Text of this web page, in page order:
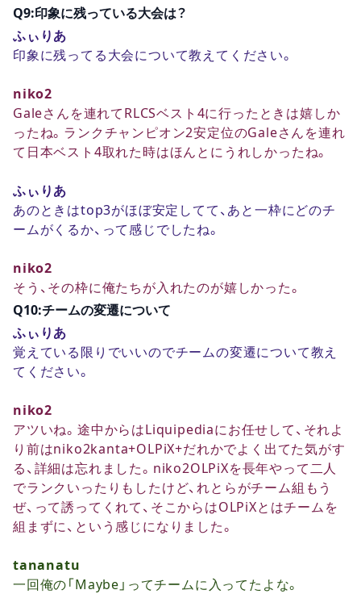
Q9:印象に残っている大会は？
ふぃりあ
印象に残ってる大会について教えてください。
niko2
Galeさんを連れてRLCSベスト4に行ったときは嬉しか
ったね。ランクチャンピオン2安定位のGaleさんを連れ
て日本ベスト4取れた時はほんとにうれしかったね。
ふぃりあ
あのときはtop3がほぼ安定してて、あと一枠にどのチ
ームがくるか、って感じでしたね。
niko2
そう、その枠に俺たちが入れたのが嬉しかった。
Q10:チームの変遷について
ふぃりあ
覚えている限りでいいのでチームの変遷について教え
てください。
niko2
アツいね。途中からはLiquipediaにお任せして、それよ
り前はniko2kanta+OLPiX+だれかでよく出てた気がす
る、詳細は忘れました。niko2OLPiXを長年やって二人
でランクいったりもしたけど、れとらがチーム組もう
ぜ、って誘ってくれて、そこからはOLPiXとはチームを
組まずに、という感じになりました。
tananatu
一回俺の「Maybe」ってチームに入ってたよな。